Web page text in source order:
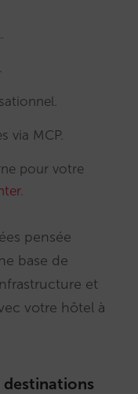
via MCP.
pour votre
.
pensée
base de
et
votre hôtel à
destinations